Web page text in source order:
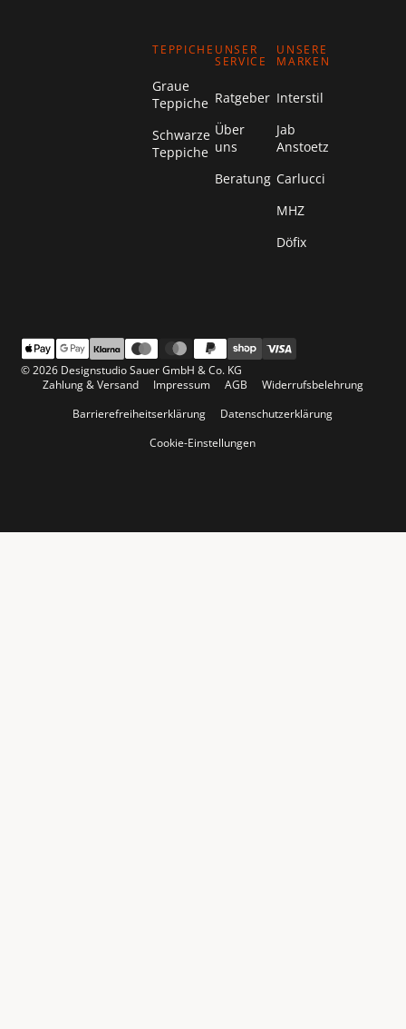
TEPPICHE
Graue
Teppiche
Schwarze
Teppiche
UNSER
SERVICE
Ratgeber
Über
uns
Beratung
UNSERE
MARKEN
Interstil
Jab
Anstoetz
Carlucci
MHZ
Döfix
© 2026 Designstudio Sauer GmbH & Co. KG
Zahlung & Versand
Impressum AGB
Widerrufsbelehrung
Barrierefreiheitserklärung
Datenschutzerklärung
Cookie-Einstellungen